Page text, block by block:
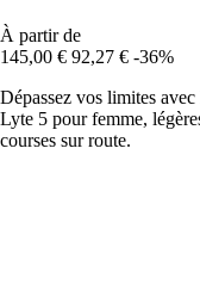
À partir de
145,00 € 92,27 € -36%
Dépassez vos limites
Lyte 5 pour femme,
courses sur route.